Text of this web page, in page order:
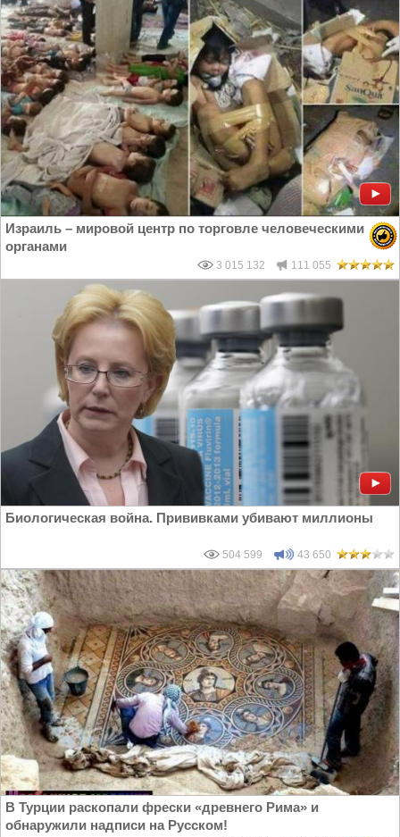
Израиль – мировой центр по торговле человеческими
органами
3 015 132 111 055
Биологическая война. Прививками убивают миллионы
504 599 43 650
В Турции раскопали фрески «древнего Рима» и
обнаружили надписи на Русском!